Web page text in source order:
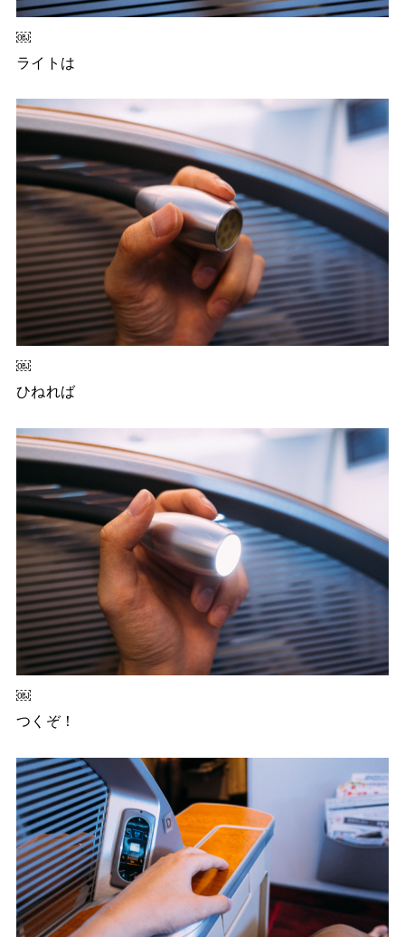
￼
ライトは
￼
ひねれば
￼
つくぞ！